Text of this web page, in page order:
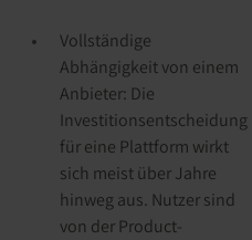
Vollständige
Abhängigkeit von einem
Anbieter: Die
Investitionsentscheidung
für eine Plattform wirkt
sich meist über Jahre
hinweg aus. Nutzer sind
von der Product-